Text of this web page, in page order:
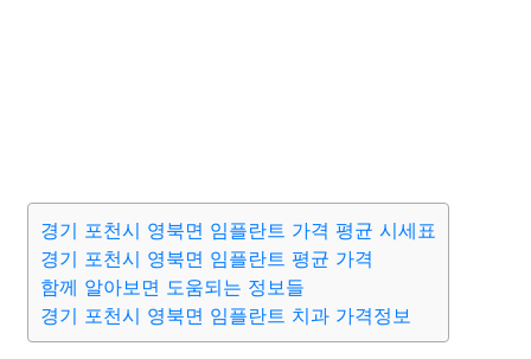
경기 포천시 영북면 임플란트 가격 평균 시세표
경기 포천시 영북면 임플란트 평균 가격
함께 알아보면 도움되는 정보들
경기 포천시 영북면 임플란트 치과 가격정보